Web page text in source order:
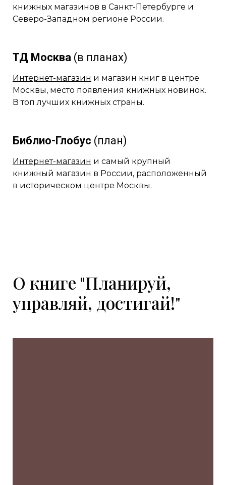
книжных магазинов в Санкт-Петербурге и
Северо-Западном регионе России.
ТД Москва (в планах)
Интернет-магазин и магазин книг в центре
Москвы, место появления книжных новинок.
В топ лучших книжных страны.
Библио-Глобус (план)
Интернет-магазин и самый крупный
книжный магазин в России, расположенный
в историческом центре Москвы.
О книге "Планируй,
управляй, достигай!"